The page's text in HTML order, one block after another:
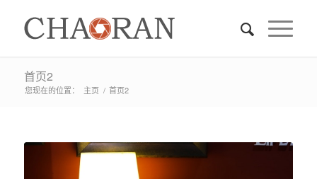
首页2
您现在的位置： 主页 / 首页2